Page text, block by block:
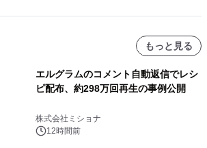
もっと見る
エルグラムのコメント自動返信でレシ
ピ配布、約298万回再生の事例公開
株式会社ミショナ
12時間前